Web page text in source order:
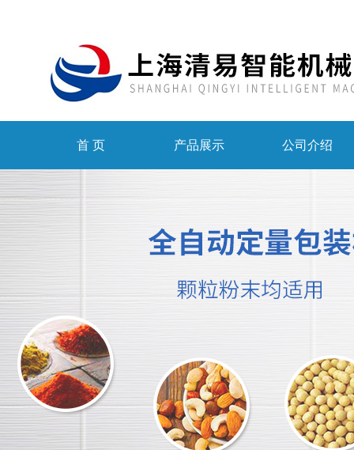
首 页 产品展示 公司介绍